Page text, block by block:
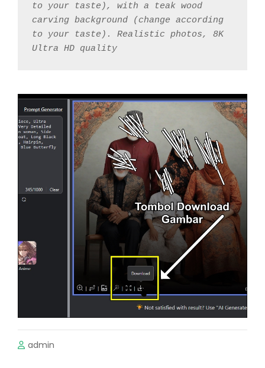
to your taste), with a teak wood
carving background (change according
to your taste). Realistic photos, 8K
Ultra HD quality
admin